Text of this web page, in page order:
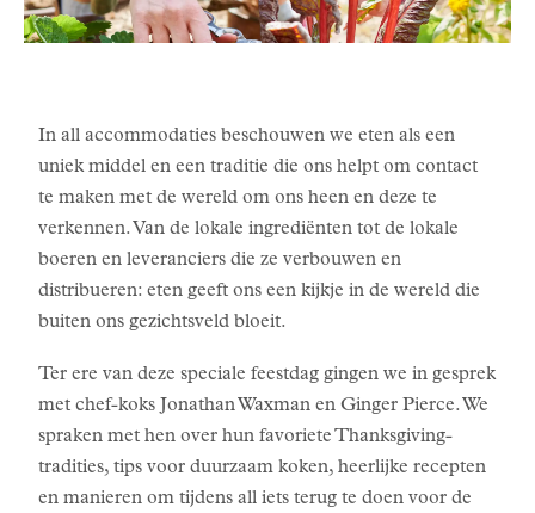
In all accommodaties beschouwen we eten als een
uniek middel en een traditie die ons helpt om contact
te maken met de wereld om ons heen en deze te
verkennen. Van de lokale ingrediënten tot de lokale
boeren en leveranciers die ze verbouwen en
distribueren: eten geeft ons een kijkje in de wereld die
buiten ons gezichtsveld bloeit.
Ter ere van deze speciale feestdag gingen we in gesprek
met chef-koks Jonathan Waxman en Ginger Pierce. We
spraken met hen over hun favoriete Thanksgiving-
tradities, tips voor duurzaam koken, heerlijke recepten
en manieren om tijdens all iets terug te doen voor de